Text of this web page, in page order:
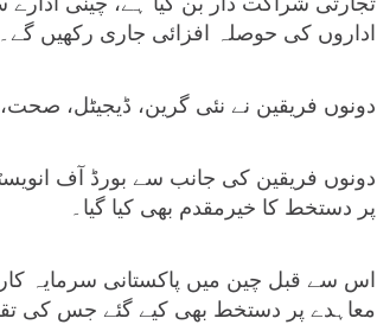
اداروں کی حوصلہ افزائی جاری رکھیں گے۔
دونوں فریقین نے نئی گرین، ڈیجیٹل،
دونوں فریقین کی جانب سے بورڈ آف
پر دستخط کا خیرمقدم بھی کیا گیا۔
اس سے قبل چین میں پاکستانی سرمایہ
معاہدے پر دستخط بھی کیے گئے جس کی